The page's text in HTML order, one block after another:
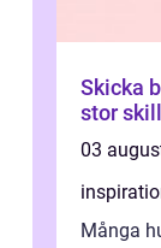
Skicka blommor
stor
03
Många